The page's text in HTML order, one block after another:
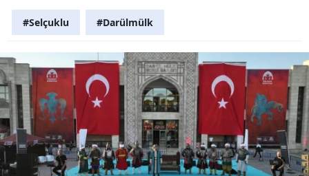
#Selçuklu #Darülmülk